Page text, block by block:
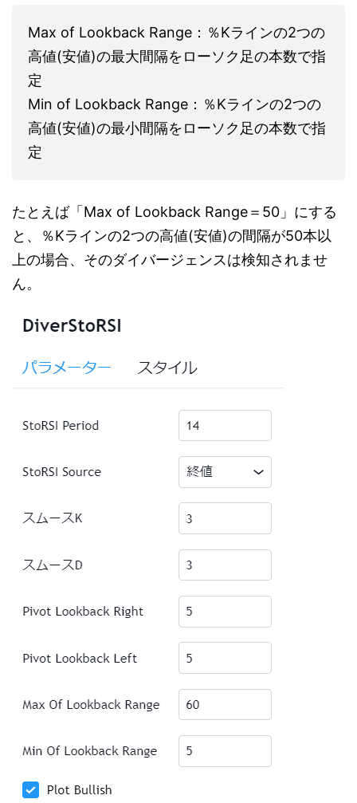
Max of Lookback Range：％Kラインの2つの
高値(安値)の最大間隔をローソク足の本数で指
定
Min of Lookback Range：％Kラインの2つの
高値(安値)の最小間隔をローソク足の本数で指
定
たとえば「Max of Lookback Range＝50」にする
と、％Kラインの2つの高値(安値)の間隔が50本以
上の場合、そのダイバージェンスは検知されませ
ん。